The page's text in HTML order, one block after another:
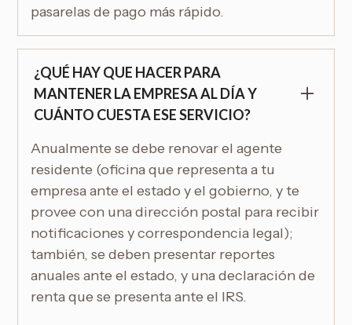
pasarelas de pago más rápido.
¿QUÉ HAY QUE HACER PARA
MANTENER LA EMPRESA AL DÍA Y
CUÁNTO CUESTA ESE SERVICIO?
Anualmente se debe renovar el agente
residente (oficina que representa a tu
empresa ante el estado y el gobierno, y te
provee con una dirección postal para recibir
notificaciones y correspondencia legal);
también, se deben presentar reportes
anuales ante el estado, y una declaración de
renta que se presenta ante el IRS.